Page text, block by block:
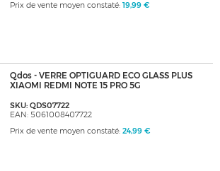
Prix de vente moyen constaté: 19,99 €
Qdos - VERRE OPTIGUARD ECO GLASS PLUS
XIAOMI REDMI NOTE 15 PRO 5G
SKU: QDS07722
EAN: 5061008407722
Prix de vente moyen constaté: 24,99 €